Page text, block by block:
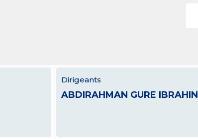
Dirigeants
ABDIRAHMAN GURE IBRAHIN